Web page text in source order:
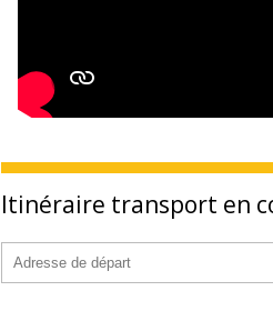
Itinéraire transport en